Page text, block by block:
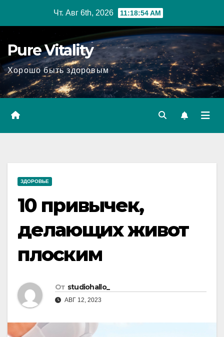
Чт. Авг 6th, 2026 11:18:55 AM
Pure Vitality
Хорошо быть здоровым
ЗДОРОВЬЕ
10 привычек,
делающих живот
плоским
От studiohallo_
АВГ 12, 2023